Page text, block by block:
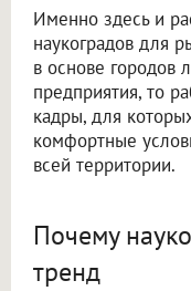
Именно здесь и
наукоградов для
в основе городов
предприятия, то
кадры, для
комфортные
всей территории.
Почему
тренд